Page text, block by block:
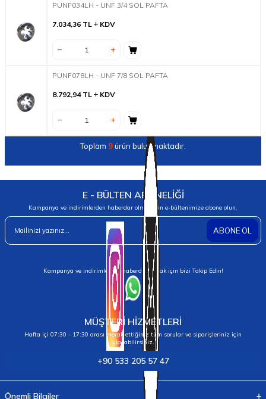
PUNF034LH - UNF 3/4 SOL PAFTA
7.034,36 TL KDV
PUNF078LH - UNF 7/8 SOL PAFTA
8.792,94TL KDV
Toplam 9ürün bulunmaktadır.
E - BÜLTEN ABONELİĞİ
Kampanya ve indirimlerden haberdar olmak için e-bültenimize abone olun.
ABONE OL
Kampanya ve indirimlerden haberdar olmak için bizi Takip Edin!
MÜŞTERİ HİZMETLERİ
Hafta içi 07:30 - 17:30 arası merak ettiğiniz tüm sorular ve siparişleriniz için
ulaşabilirsiniz.
+90 533 205 57 47
Önemli Bilgiler